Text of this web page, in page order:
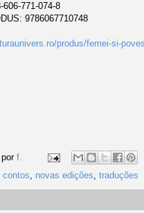
606-771-074-8
9786067710748
produs/femei-si-
f.
contos, novas edições, traduções